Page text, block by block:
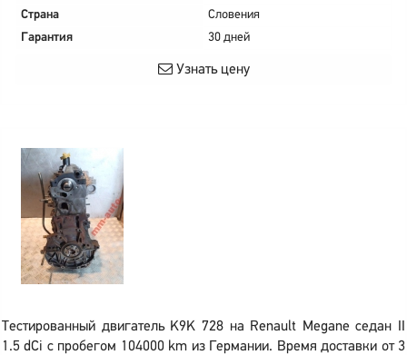
Страна
Словения
Гарантия
30 дней
Узнать цену
Тестированный двигатель K9K 728 на Renault Megane седан II
1.5 dCi с пробегом 104000 km из Германии. Время доставки от 3